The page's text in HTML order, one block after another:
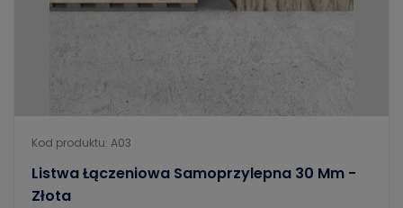
Kod produktu: A03
Listwa Łączeniowa Samoprzylepna 30 Mm -
Złota